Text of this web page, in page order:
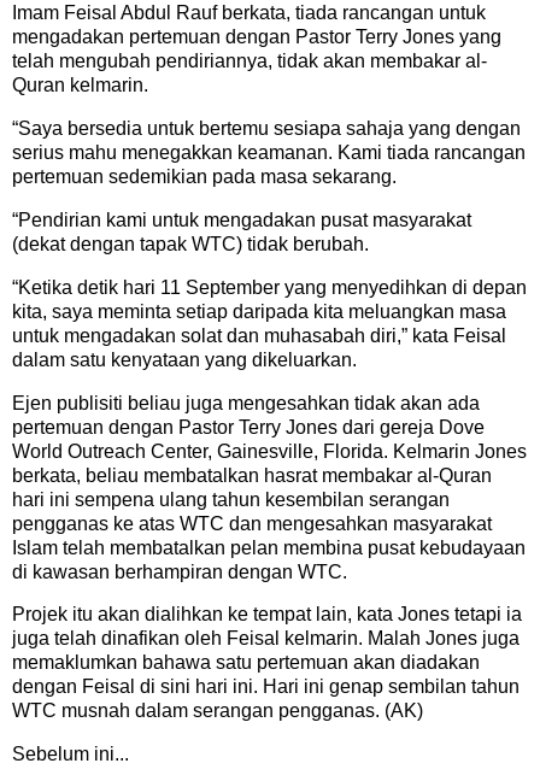
Imam Feisal Abdul Rauf berkata, tiada rancangan untuk
mengadakan pertemuan dengan Pastor Terry Jones yang
telah mengubah pendiriannya, tidak akan membakar al-
Quran kelmarin.
“Saya bersedia untuk bertemu sesiapa sahaja yang dengan
serius mahu menegakkan keamanan. Kami tiada rancangan
pertemuan sedemikian pada masa sekarang.
“Pendirian kami untuk mengadakan pusat masyarakat
(dekat dengan tapak WTC) tidak berubah.
“Ketika detik hari 11 September yang menyedihkan di depan
kita, saya meminta setiap daripada kita meluangkan masa
untuk mengadakan solat dan muhasabah diri,” kata Feisal
dalam satu kenyataan yang dikeluarkan.
Ejen publisiti beliau juga mengesahkan tidak akan ada
pertemuan dengan Pastor Terry Jones dari gereja Dove
World Outreach Center, Gainesville, Florida. Kelmarin Jones
berkata, beliau membatalkan hasrat membakar al-Quran
hari ini sempena ulang tahun kesembilan serangan
pengganas ke atas WTC dan mengesahkan masyarakat
Islam telah membatalkan pelan membina pusat kebudayaan
di kawasan berhampiran dengan WTC.
Projek itu akan dialihkan ke tempat lain, kata Jones tetapi ia
juga telah dinafikan oleh Feisal kelmarin. Malah Jones juga
memaklumkan bahawa satu pertemuan akan diadakan
dengan Feisal di sini hari ini. Hari ini genap sembilan tahun
WTC musnah dalam serangan pengganas. (AK)
Sebelum ini...